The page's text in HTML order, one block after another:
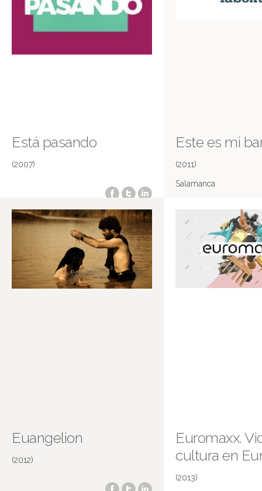
Está pasando
(2007)
Este es mi
(2011)
Salamanca
Euangelion
(2012)
Euromaxx.
cultura en
(2013)